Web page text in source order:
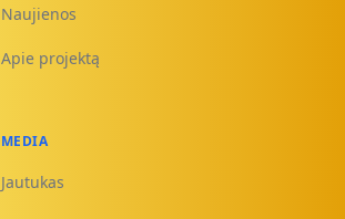
Naujienos
Apie projektą
MEDIA
Jautukas